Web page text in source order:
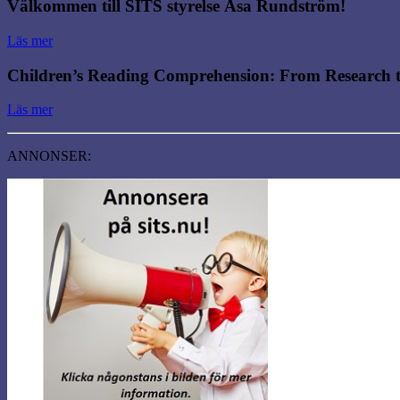
Välkommen till SITS styrelse Åsa Rundström!
Läs mer
Children’s Reading Comprehension: From Research
Läs mer
ANNONSER: